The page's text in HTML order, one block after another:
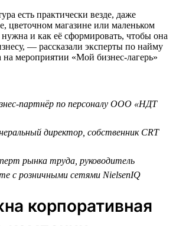
есть практически везде, даже
цветочном магазине или маленьком
нужна и как её сформировать, чтобы она
— рассказали эксперты по найму
на мероприятии «Мой бизнес-лагерь»
партнёр по персоналу ООО «НДТ
директор, собственник CRT
рынка труда, руководитель
с розничными сетями NielsenIQ
корпоративная